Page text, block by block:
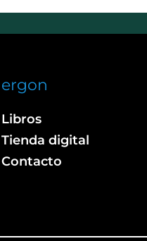
ergon
Libros
Tienda digital
Contacto